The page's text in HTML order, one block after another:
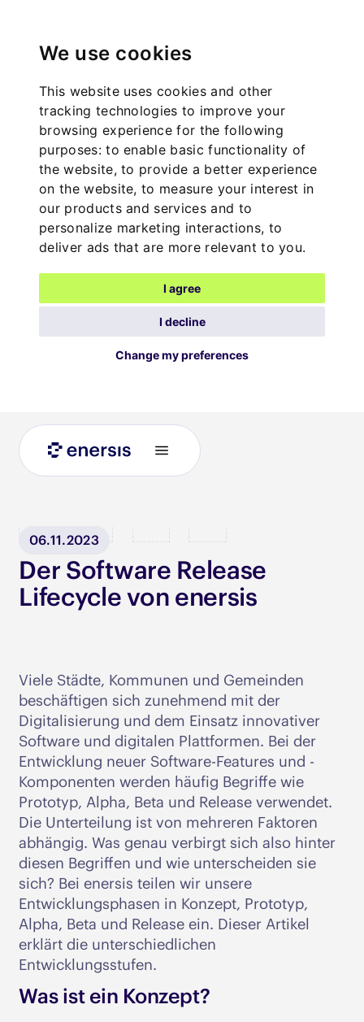
We use cookies
This website uses cookies and other
tracking technologies to improve your
browsing experience for the following
purposes:to enable basic functionality of
the website,to provide a better experience
on the website,to measure your interest in
our products and services and to
personalize marketing interactions, to
deliver ads that are more relevant to you.
I agree
I decline
Change my preferences
Blog
06.11.2023
Der Software Release
Lifecycle von enersis
Viele Städte, Kommunen und Gemeinden
beschäftigen sich zunehmend mit der
Digitalisierung und dem Einsatz innovativer
Software und digitalen Plattformen. Bei der
Entwicklung neuer Software-Features und -
Komponenten werden häufig Begriffe wie
Prototyp, Alpha, Beta und Release verwendet.
Die Unterteilung ist von mehreren Faktoren
abhängig. Was genau verbirgt sich also hinter
diesen Begriffen und wie unterscheiden sie
sich? Bei enersis teilen wir unsere
Entwicklungsphasen in Konzept, Prototyp,
Alpha, Beta und Release ein. Dieser Artikel
erklärt die unterschiedlichen
Entwicklungsstufen.
Was ist ein Konzept?